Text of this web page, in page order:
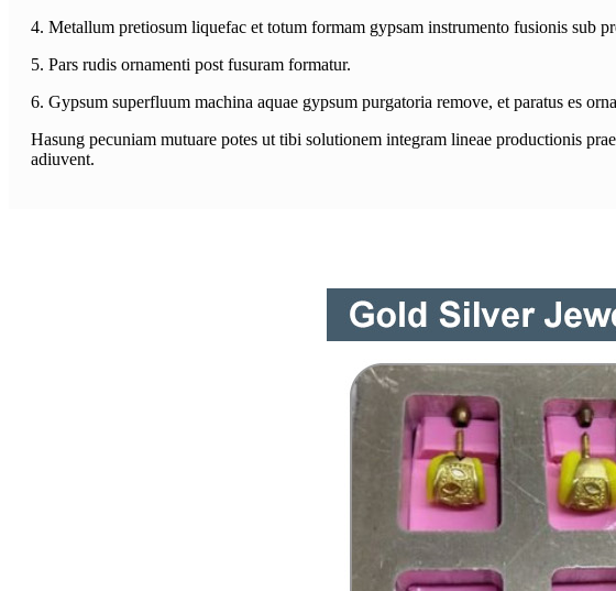
4. Metallum pretiosum liquefac et totum formam gypsam instrumento fusionis sub
5. Pars rudis ornamenti post fusuram formatur.
6. Gypsum superfluum machina aquae gypsum purgatoria remove, et paratus es
Hasung pecuniam mutuare potes ut tibi solutionem integram lineae productionis
adiuvent.